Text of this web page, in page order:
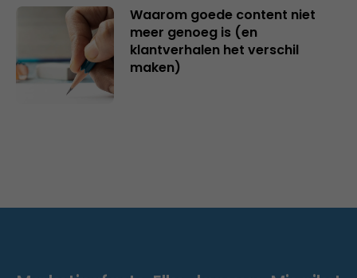
Waarom goede content niet
meer genoeg is (en
klantverhalen het verschil
maken)